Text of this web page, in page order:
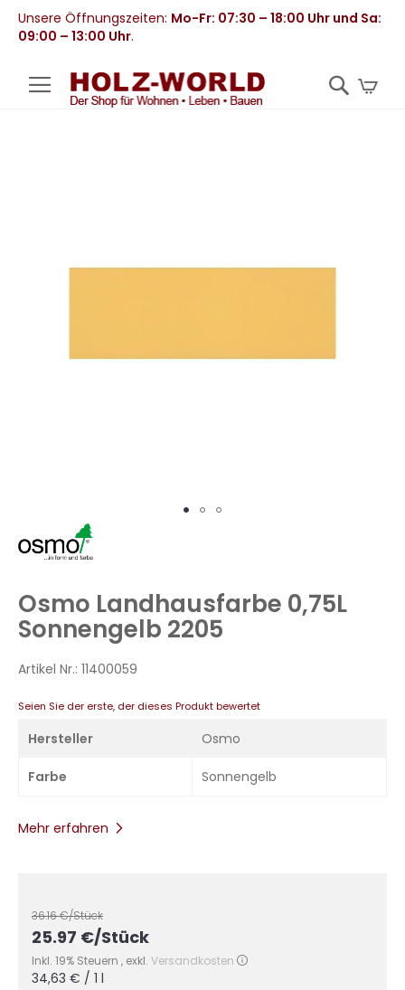
Unsere Öffnungszeiten: Mo-Fr: 07:30 – 18:00 Uhr und Sa:
09:00 – 13:00 Uhr.
Anfang
springen
Osmo Landhausfarbe 0,75L
Sonnengelb 2205
Artikel Nr.: 11400059
Seien Sie der erste, der dieses Produkt bewertet
Hersteller Osmo
Farbe Sonnengelb
Mehr erfahren
36.16€/Stück
25.97 €/Stück
Inkl. 19% Steuern , exkl. Versandkosten
34,63 € / 1 l